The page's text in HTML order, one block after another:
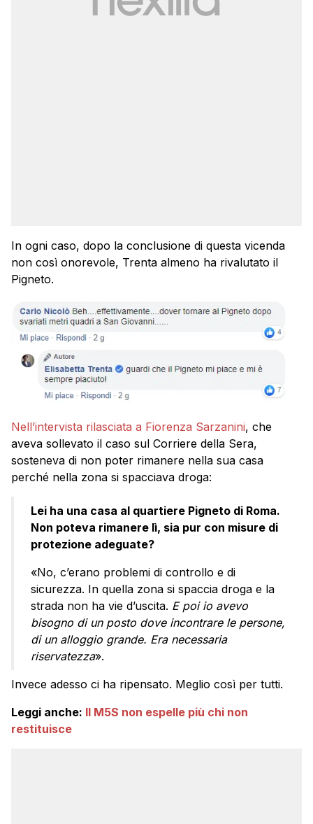
In ogni caso, dopo la conclusione di questa vicenda
non così onorevole, Trenta almeno ha rivalutato il
Pigneto.
Nell’intervista rilasciata a Fiorenza Sarzanini, che
aveva sollevato il caso sul Corriere della Sera,
sosteneva di non poter rimanere nella sua casa
perché nella zona si spacciava droga:
Lei ha una casa al quartiere Pigneto di Roma.
Non poteva rimanere lì, sia pur con misure di
protezione adeguate?
«No, c’erano problemi di controllo e di
sicurezza. In quella zona si spaccia droga e la
strada non ha vie d’uscita. E poi io avevo
bisogno di un posto dove incontrare le persone,
di un alloggio grande. Era necessaria
riservatezza».
Invece adesso ci ha ripensato. Meglio così per tutti.
Leggi anche: Il M5S non espelle più chi non
restituisce